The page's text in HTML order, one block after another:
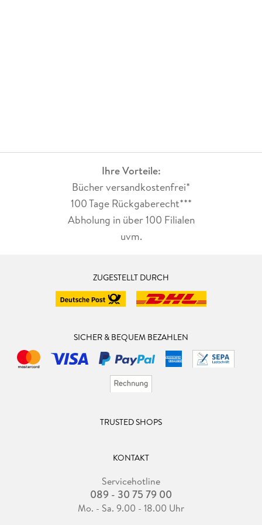
Ihre Vorteile:
Bücher versandkostenfrei*
100 Tage Rückgaberecht***
Abholung in über 100 Filialen
uvm.
ZUGESTELLT DURCH
SICHER & BEQUEM BEZAHLEN
TRUSTED SHOPS
KONTAKT
Servicehotline
089 - 30 75 79 00
Mo. - Sa. 9.00 - 18.00 Uhr